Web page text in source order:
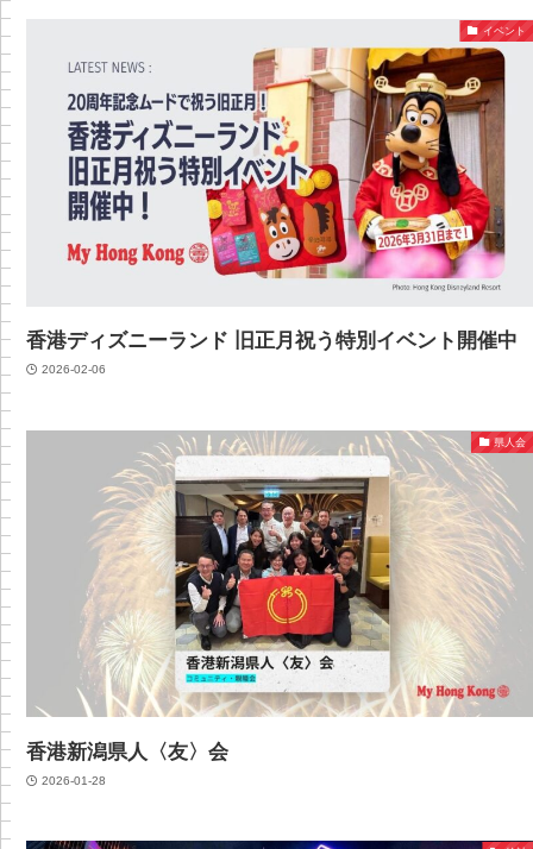
イベント
香港ディズニーランド 旧正月祝う特別イベント開催中
2026-02-06
県人会
香港新潟県人〈友〉会
2026-01-28